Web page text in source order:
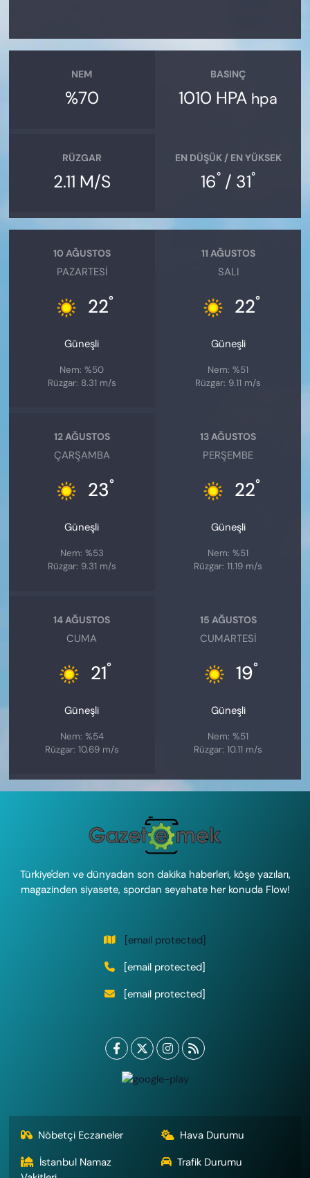
NEM
%70
BASINÇ
1010 HPA hpa
RÜZGAR
2.11 M/S
EN DÜŞÜK / EN YÜKSEK
16° / 31°
10 AĞUSTOS
PAZARTESI
22°
Güneşli
Nem: %50
Rüzgar: 8.31 m/s
11 AĞUSTOS
SALI
22°
Güneşli
Nem: %51
Rüzgar: 9.11 m/s
12 AĞUSTOS
ÇARŞAMBA
23°
Güneşli
Nem: %53
Rüzgar: 9.31 m/s
13 AĞUSTOS
PERŞEMBE
22°
Güneşli
Nem: %51
Rüzgar: 11.19 m/s
14 AĞUSTOS
CUMA
21°
Güneşli
Nem: %54
Rüzgar: 10.69 m/s
15 AĞUSTOS
CUMARTESI
19°
Güneşli
Nem: %51
Rüzgar: 10.11 m/s
Türkiye'den ve dünyadan son dakika haberleri, köşe yazıları,
magazinden siyasete, spordan seyahate her konuda Flow!
[email protected]
[email protected]
[email protected]
Nöbetçi Eczaneler
Hava Durumu
İstanbul Namaz
Trafik Durumu